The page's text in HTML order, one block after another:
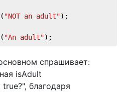
"NOT an adult");
"An adult");
спрашивает:
isAdult
благодаря